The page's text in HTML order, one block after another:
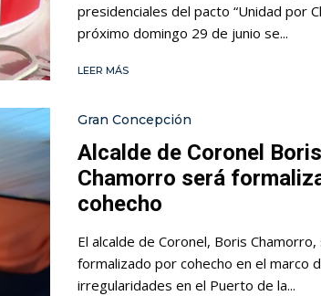
presidenciales del pacto “Unidad por
próximo domingo 29 de junio se...
LEER MÁS
Gran Concepción
Alcalde de Coronel Boris
Chamorro será
cohecho
El alcalde de Coronel, Boris Chamorro,
formalizado por cohecho en el marco
irregularidades en el Puerto de la...